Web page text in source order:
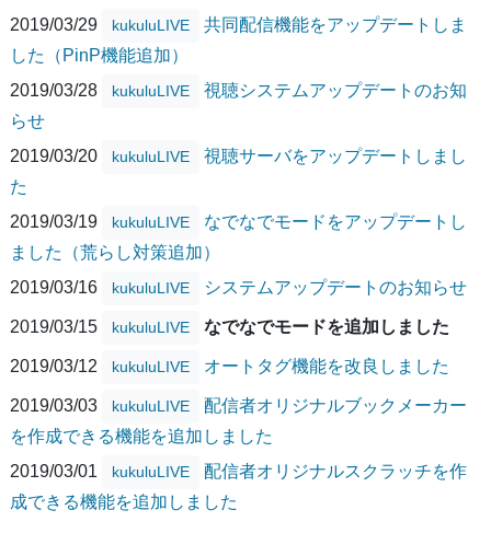
2019/03/29
kukuluLIVE
共同配信機能をアップデートしま
した（PinP機能追加）
2019/03/28
kukuluLIVE
視聴システムアップデートのお知
らせ
2019/03/20
kukuluLIVE
視聴サーバをアップデートしまし
た
2019/03/19
kukuluLIVE
なでなでモードをアップデートし
ました（荒らし対策追加）
2019/03/16
kukuluLIVE システムアップデートのお知らせ
2019/03/15 kukuluLIVE なでなでモードを追加しました
2019/03/12 kukuluLIVE オートタグ機能を改良しました
2019/03/03 kukuluLIVE
配信者オリジナルブックメーカー
を作成できる機能を追加しました
2019/03/01
kukuluLIVE
配信者オリジナルスクラッチを作
成できる機能を追加しました